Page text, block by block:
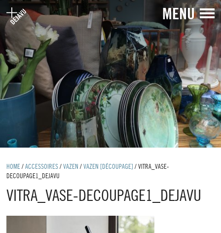
MENU
HOME /ACCESSOIRES /VAZEN /VAZEN [DÉCOUPAGE] /VITRA_VASE-
DECOUPAGE1_DEJAVU
VITRA_VASE-DECOUPAGE1_DEJAVU